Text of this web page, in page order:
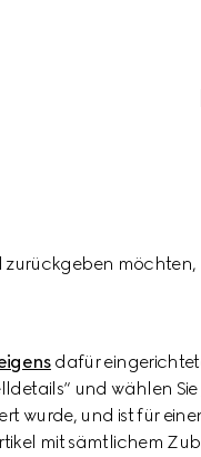
zurückgeben
dafür
und wählen
wurde, und ist für
mit sämtlichem